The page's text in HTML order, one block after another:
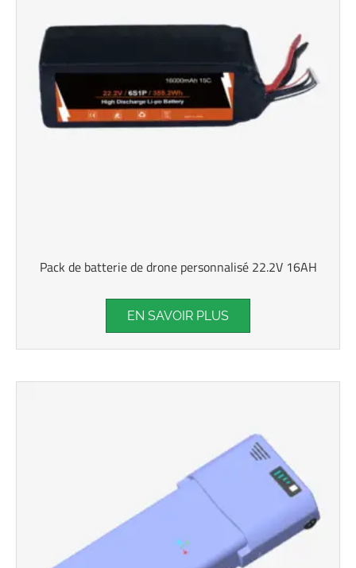
Pack de batterie de drone personnalisé 22.2V 16AH
EN SAVOIR PLUS